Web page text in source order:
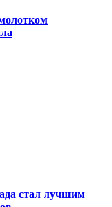
стал лучшим